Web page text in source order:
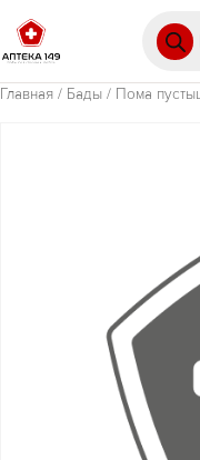
Главная / Бады / Пома